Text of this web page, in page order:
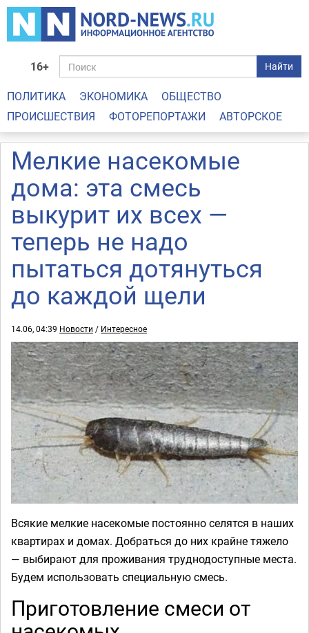
16+ Найти
ПОЛИТИКА ЭКОНОМИКА
ОБЩЕСТВО
ПРОИСШЕСТВИЯ
ФОТОРЕПОРТАЖИ АВТОРСКОЕ
Мелкие насекомые
дома: эта смесь
выкурит их всех —
теперь не надо
пытаться дотянуться
до каждой щели
14.06, 04:39 Новости / Интересное
Всякие мелкие насекомые постоянно селятся в наших
квартирах и домах. Добраться до них крайне тяжело
— выбирают для проживания труднодоступные места.
Будем использовать специальную смесь.
Приготовление смеси от